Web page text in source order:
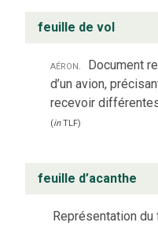
feuille de vol
aéron. Document
d’un avion,
recevoir
(inTLF)
feuille d’acanthe
Représentation